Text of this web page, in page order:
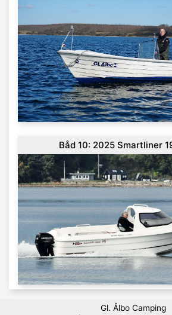
Båd 10: 2025 Smartliner
Gl. Ålbo Camping